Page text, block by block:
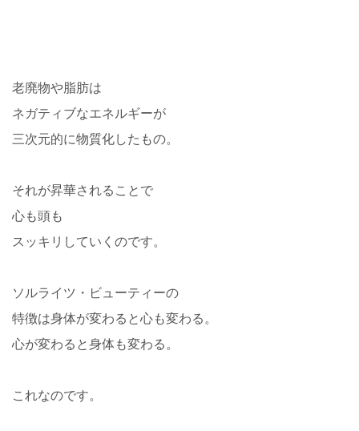
老廃物や脂肪は
ネガティブなエネルギーが
三次元的に物質化したもの。
それが昇華されることで
心も頭も
スッキリしていくのです。
ソルライツ・ビューティーの
特徴は身体が変わると心も変わる。
心が変わると身体も変わる。
これなのです。